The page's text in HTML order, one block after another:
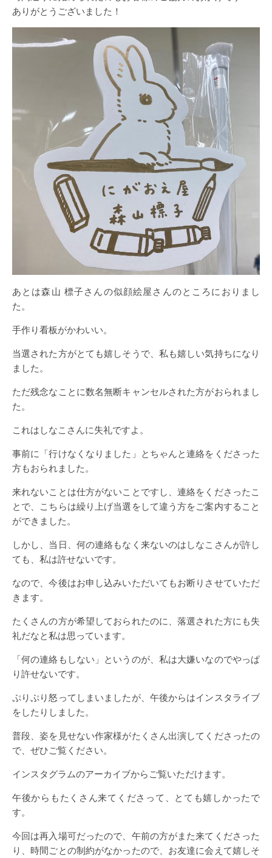
ありがとうございました！
あとは森山 標子さんの似顔絵屋さんのところにおりまし
た。
手作り看板がかわいい。
当選された方がとても嬉しそうで、私も嬉しい気持ちになり
ました。
ただ残念なことに数名無断キャンセルされた方がおられまし
た。
これはしなこさんに失礼ですよ。
事前に「行けなくなりました」とちゃんと連絡をくださった
方もおられました。
来れないことは仕方がないことですし、連絡をくださったこ
とで、こちらは繰り上げ当選をして違う方をご案内すること
ができました。
しかし、当日、何の連絡もなく来ないのはしなこさんが許し
ても、私は許せないです。
なので、今後はお申し込みいただいてもお断りさせていただ
きます。
たくさんの方が希望しておられたのに、落選された方にも失
礼だなと私は思っています。
「何の連絡もしない」というのが、私は大嫌いなのでやっぱ
り許せないです。
ぷりぷり怒ってしまいましたが、午後からはインスタライブ
をしたりしました。
普段、姿を見せない作家様がたくさん出演してくださったの
で、ぜひご覧ください。
インスタグラムのアーカイブからご覧いただけます。
午後からもたくさん来てくださって、とても嬉しかったで
す。
今回は再入場可だったので、午前の方がまた来てくださった
り、時間ごとの制約がなかったので、お友達に会えて嬉しそ